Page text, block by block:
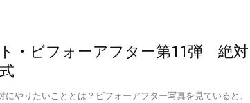
・ビフォーアフター第11弾 絶対
やりたいこととは？ビフォーアフター写真を見ていると、